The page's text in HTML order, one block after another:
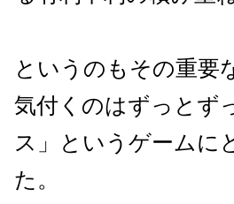
というのもその重要
気付くのはずっとず
ス」というゲームに
た。